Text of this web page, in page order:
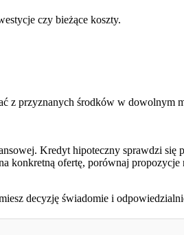
czy bieżące koszty.
przyznanych środków w dowolnym
Kredyt hipoteczny sprawdzi
konkretną ofertę, porównaj
decyzję świadomie i